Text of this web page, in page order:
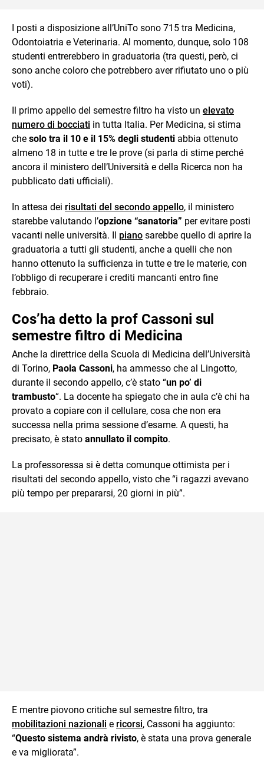
I posti a disposizione all’UniTo sono 715 tra Medicina,
Odontoiatria e Veterinaria. Al momento, dunque, solo 108
studenti entrerebbero in graduatoria (tra questi, però, ci
sono anche coloro che potrebbero aver rifiutato uno o più
voti).
Il primo appello del semestre filtro ha visto un elevato
numero di bocciati in tutta Italia. Per Medicina, si stima
che solo tra il 10 e il 15% degli studenti abbia ottenuto
almeno 18 in tutte e tre le prove (si parla di stime perché
ancora il ministero dell’Università e della Ricerca non ha
pubblicato dati ufficiali).
In attesa dei risultati del secondo appello, il ministero
starebbe valutando l’opzione “sanatoria” per evitare posti
vacanti nelle università. Il piano sarebbe quello di aprire la
graduatoria a tutti gli studenti, anche a quelli che non
hanno ottenuto la sufficienza in tutte e tre le materie, con
l’obbligo di recuperare i crediti mancanti entro fine
febbraio.
Cos’ha detto la prof Cassoni sul
semestre filtro di Medicina
Anche la direttrice della Scuola di Medicina dell’Università
di Torino, Paola Cassoni, ha ammesso che al Lingotto,
durante il secondo appello, c’è stato “un po’ di
trambusto“. La docente ha spiegato che in aula c’è chi ha
provato a copiare con il cellulare, cosa che non era
successa nella prima sessione d’esame. A questi, ha
precisato, è stato annullato il compito.
La professoressa si è detta comunque ottimista per i
risultati del secondo appello, visto che “i ragazzi avevano
più tempo per prepararsi, 20 giorni in più”.
E mentre piovono critiche sul semestre filtro, tra
mobilitazioni nazionali e ricorsi, Cassoni ha aggiunto:
“Questo sistema andrà rivisto, è stata una prova generale
e va migliorata”.